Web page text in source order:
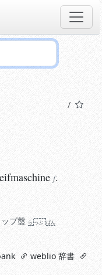
f.
プ盤 ら っぷ･ばん
weblio 辞書